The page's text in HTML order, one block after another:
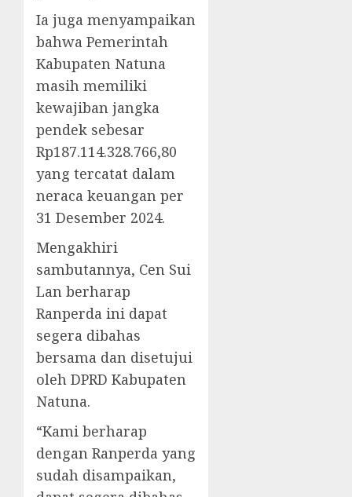
Ia juga menyampaikan
bahwa Pemerintah
Kabupaten Natuna
masih memiliki
kewajiban jangka
pendek sebesar
Rp187.114.328.766,80
yang tercatat dalam
neraca keuangan per
31 Desember 2024.
Mengakhiri
sambutannya, Cen Sui
Lan berharap
Ranperda ini dapat
segera dibahas
bersama dan disetujui
oleh DPRD Kabupaten
Natuna.
“Kami berharap
dengan Ranperda yang
sudah disampaikan,